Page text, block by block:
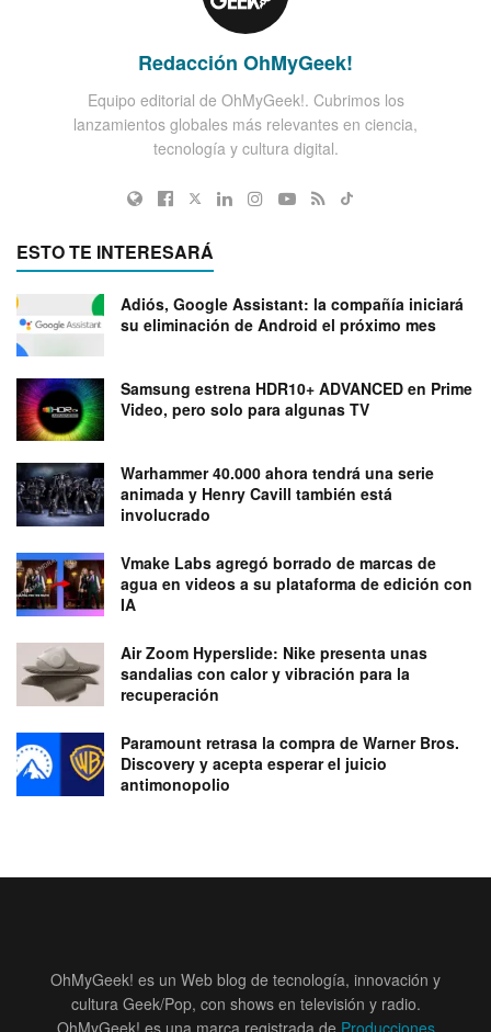
Redacción OhMyGeek!
Equipo editorial de OhMyGeek!. Cubrimos los
lanzamientos globales más relevantes en ciencia,
tecnología y cultura digital.
ESTO TE INTERESARÁ
Adiós, Google Assistant: la compañía iniciará
su eliminación de Android el próximo mes
Samsung estrena HDR10+ ADVANCED en Prime
Video, pero solo para algunas TV
Warhammer 40.000 ahora tendrá una serie
animada y Henry Cavill también está
involucrado
Vmake Labs agregó borrado de marcas de
agua en videos a su plataforma de edición con
IA
Air Zoom Hyperslide: Nike presenta unas
sandalias con calor y vibración para la
recuperación
Paramount retrasa la compra de Warner Bros.
Discovery y acepta esperar el juicio
antimonopolio
OhMyGeek! es un Web blog de tecnología, innovación y
cultura Geek/Pop, con shows en televisión y radio.